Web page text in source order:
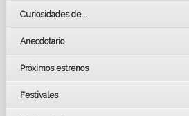
Curiosidades de...
Anecdotario
Próximos estrenos
Festivales